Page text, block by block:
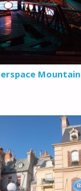
Mountain